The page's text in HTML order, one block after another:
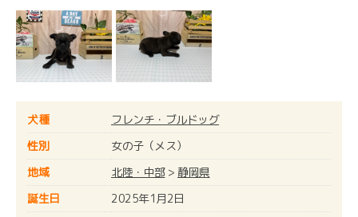
犬種
フレンチ・ブルドッグ
性別
女の子（メス）
地域
北陸・中部> 静岡県
誕生日
2025年1月2日